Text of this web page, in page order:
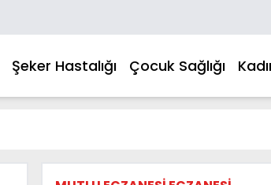
Şeker Hastalığı Çocuk Sağlığı